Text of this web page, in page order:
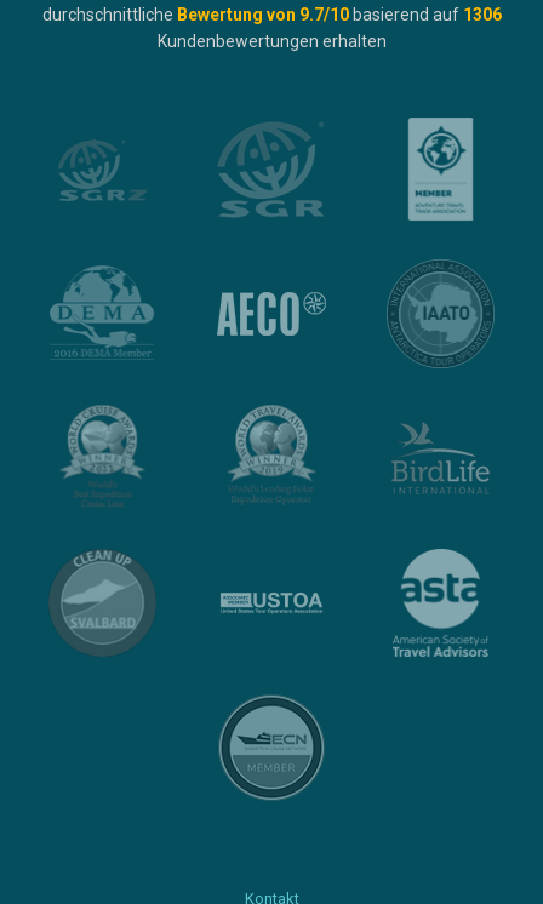
durchschnittliche Bewertung von 9.7/10 basierend auf 1306
Kundenbewertungen erhalten
Kontakt